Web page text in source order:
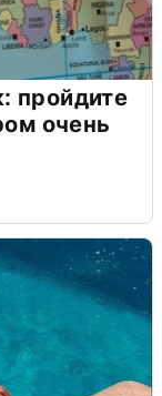
пройдите
очень